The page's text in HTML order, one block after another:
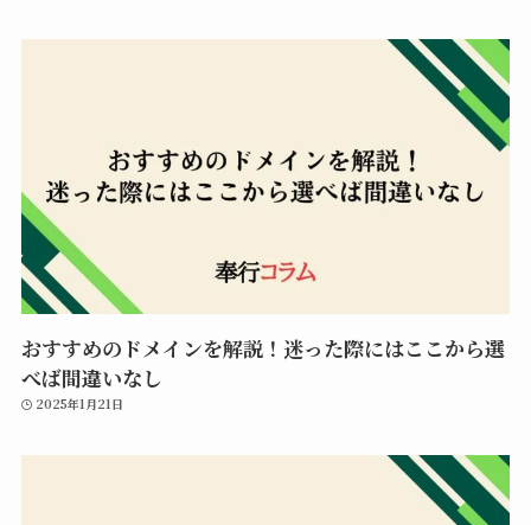
おすすめのドメインを解説！迷った際にはここから選
べば間違いなし
2025年1月21日